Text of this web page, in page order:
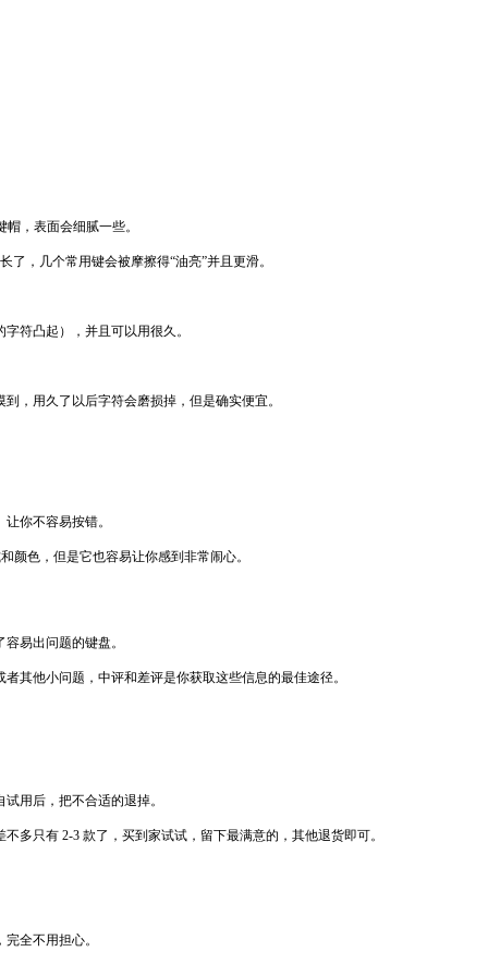
，表面会细腻一些。
，几个常用键会被摩擦得“油亮”并且更滑。
符凸起），并且可以用很久。
，用久了以后字符会磨损掉，但是确实便宜。
你不容易按错。
颜色，但是它也容易让你感到非常闹心。
易出问题的键盘。
其他小问题，中评和差评是你获取这些信息的最佳途径。
用后，把不合适的退掉。
多只有 2-3 款了，买到家试试，留下最满意的，其他退货即可。
全不用担心。